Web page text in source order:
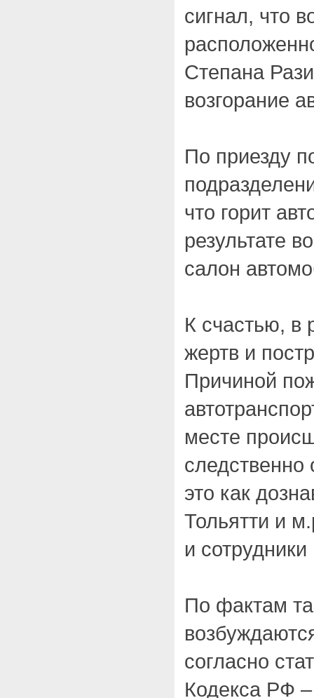
сигнал, что
Степана
возгорание
По приезду
что горит
результате
салон
К счастью, в
жертв и
Причиной
месте
это как
Тольятти и
и
По фактам
согласно
Кодекса РФ